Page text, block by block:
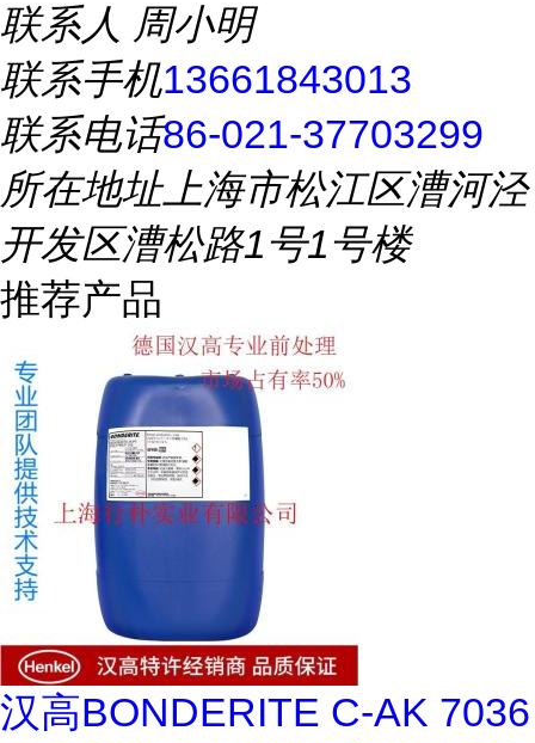
联系人 周小明
联系手机13661843013
联系电话86-021-37703299
所在地址上海市松江区漕河泾
开发区漕松路1号1号楼
推荐产品
汉高BONDERITE C-AK 7036